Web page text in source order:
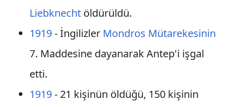
Liebknechtöldürüldü.
1919- İngilizler Mondros Mütarekesinin
7. Maddesine dayanarak Antep'i işgal
etti.
1919- 21 kişinün öldüğü, 150 kişinin